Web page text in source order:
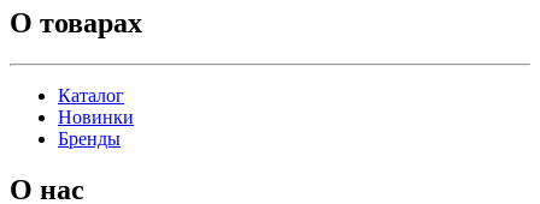
О товарах
Каталог
Новинки
Бренды
О нас